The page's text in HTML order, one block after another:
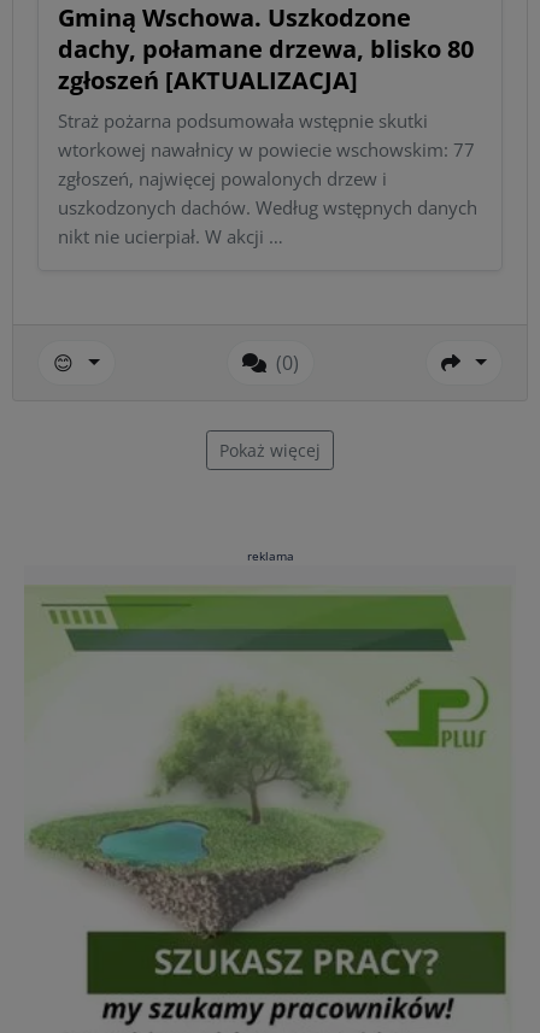
Gminą Wschowa. Uszkodzone
dachy, połamane drzewa, blisko 80
zgłoszeń [AKTUALIZACJA]
Straż pożarna podsumowała wstępnie skutki
wtorkowej nawałnicy w powiecie wschowskim: 77
zgłoszeń, najwięcej powalonych drzew i
uszkodzonych dachów. Według wstępnych danych
nikt nie ucierpiał. W akcji …
😊 (0)
Pokaż więcej
reklama